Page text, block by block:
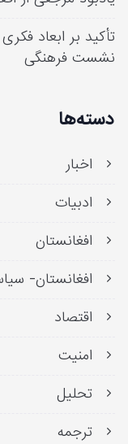
تأکید بر ابعاد
نشست فرهنگی
دسته‌ها
اخبار
ادبیات
افغانستان
افغانستان-
اقتصاد
امنیت
تحلیل
ترجمه